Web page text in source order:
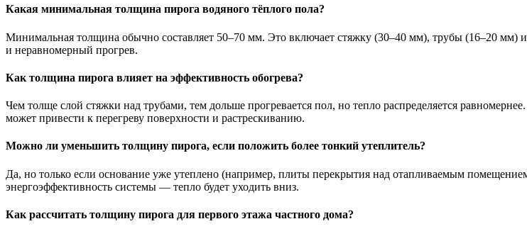
Какая минимальная толщина пирога водяного тёплого пола?
Минимальная толщина обычно составляет 50–70 мм. Это включает стяжку (30–40 мм), трубы (16–20
и неравномерный прогрев.
Как толщина пирога влияет на эффективность обогрева?
Чем толще слой стяжки над трубами, тем дольше прогревается пол, но тепло распределяется
может привести к перегреву поверхности и растрескиванию.
Можно ли уменьшить толщину пирога, если положить более тонкий утеплитель?
Да, но только если основание уже утеплено (например, плиты перекрытия над отапливаемым
энергоэффективность системы — тепло будет уходить вниз.
Как рассчитать толщину пирога для первого этажа частного дома?